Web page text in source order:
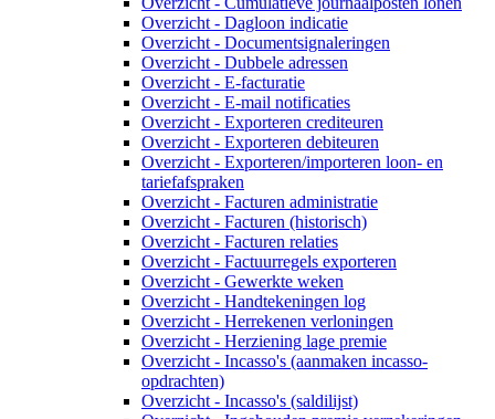
Overzicht - Dagloon indicatie
Overzicht - Documentsignaleringen
Overzicht - Dubbele adressen
Overzicht - E-facturatie
Overzicht - E-mail notificaties
Overzicht - Exporteren crediteuren
Overzicht - Exporteren debiteuren
Overzicht - Exporteren/importeren loon- en
tariefafspraken
Overzicht - Facturen administratie
Overzicht - Facturen (historisch)
Overzicht - Facturen relaties
Overzicht - Factuurregels exporteren
Overzicht - Gewerkte weken
Overzicht - Handtekeningen log
Overzicht - Herrekenen verloningen
Overzicht - Herziening lage premie
Overzicht - Incasso's (aanmaken incasso-
opdrachten)
Overzicht - Incasso's (saldilijst)